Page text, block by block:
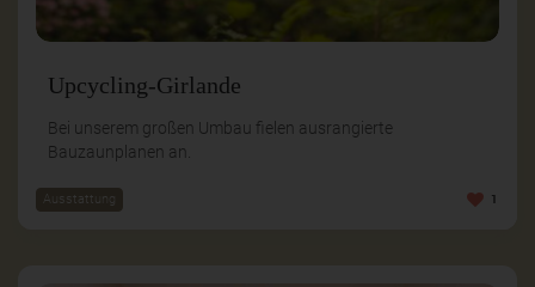
Upcycling-Girlande
Bei unserem großen Umbau fielen ausrangierte
Bauzaunplanen an.
Ausstattung 1